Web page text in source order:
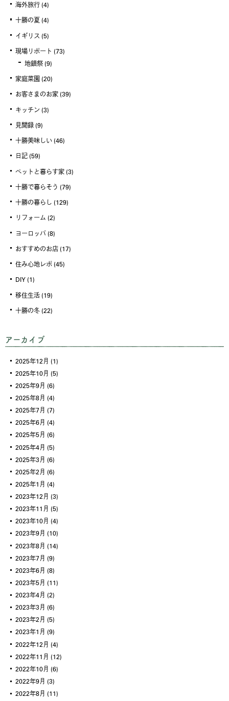
海外旅行 (4)
十勝の夏 (4)
イギリス (5)
現場リポート (73)
地鎮祭 (9)
家庭菜園 (20)
お客さまのお家 (39)
キッチン (3)
見聞録 (9)
十勝美味しい (46)
日記 (59)
ペットと暮らす家 (3)
十勝で暮らそう (79)
十勝の暮らし (129)
リフォーム (2)
ヨーロッパ (8)
おすすめのお店 (17)
住み心地レポ (45)
DIY (1)
移住生活 (19)
十勝の冬 (22)
アーカイブ
2025年12月 (1)
2025年10月 (5)
2025年9月 (6)
2025年8月 (4)
2025年7月 (7)
2025年6月 (4)
2025年5月 (6)
2025年4月 (5)
2025年3月 (6)
2025年2月 (6)
2025年1月 (4)
2023年12月 (3)
2023年11月 (5)
2023年10月 (4)
2023年9月 (10)
2023年8月 (14)
2023年7月 (9)
2023年6月 (8)
2023年5月 (11)
2023年4月 (2)
2023年3月 (6)
2023年2月 (5)
2023年1月 (9)
2022年12月 (4)
2022年11月 (12)
2022年10月 (6)
2022年9月 (3)
2022年8月 (11)